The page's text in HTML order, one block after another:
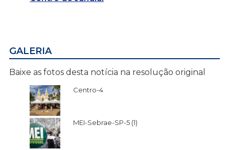
GALERIA
Baixe as fotos desta notícia na resolução original
Centro-4
MEI-Sebrae-SP-5 (1)